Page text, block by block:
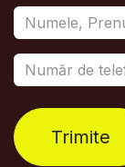
Trimite